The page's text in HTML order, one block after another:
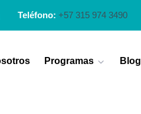
Teléfono: +57 315 974 3490
Programas Blog